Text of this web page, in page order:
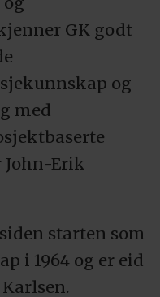
GK godt
og
med
John-Erik
starten som
i 1964 og er eid